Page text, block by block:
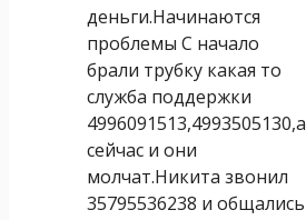
деньги.Начинаются
проблемы С начало
брали трубку какая то
служба поддержки
4996091513,4993505130,а
сейчас и они
молчат.Никита звонил
35795536238 и общались